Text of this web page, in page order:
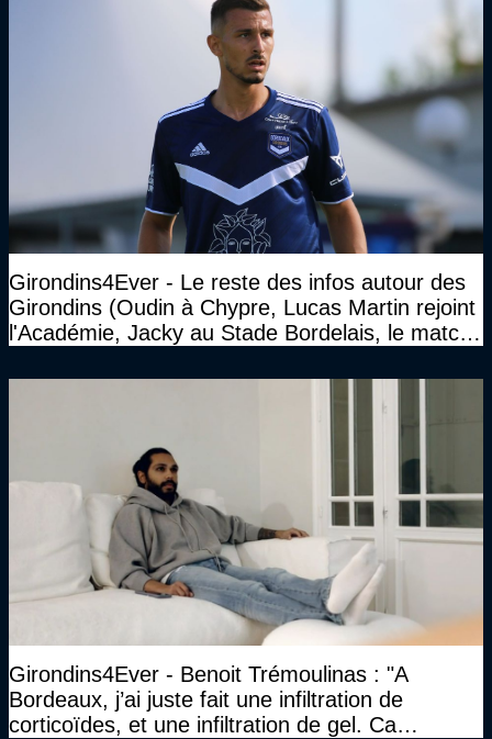
Girondins4Ever - Le reste des infos autour des
Girondins (Oudin à Chypre, Lucas Martin rejoint
l'Académie, Jacky au Stade Bordelais, le match
Girondins4Ever - Benoit Trémoulinas : "A
Bordeaux, j’ai juste fait une infiltration de
corticoïdes, et une infiltration de gel. Ca